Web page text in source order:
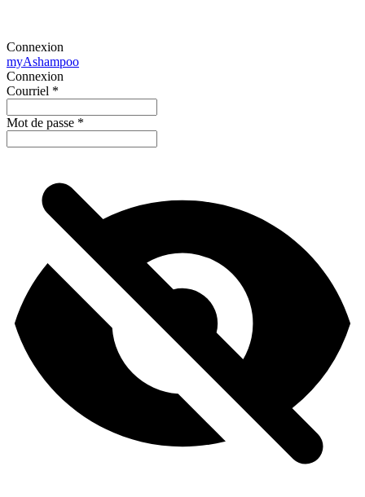
Connexion
myAshampoo
Connexion
Courriel *
Mot de passe *